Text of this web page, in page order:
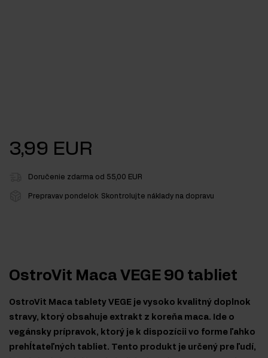
3,99 EUR
Doručenie zdarma od 55,00 EUR
Prepravav pondelok Skontrolujte náklady na dopravu
OstroVit Maca VEGE 90 tabliet
OstroVit Maca tablety VEGE je vysoko kvalitný doplnok
stravy, ktorý obsahuje extrakt z koreňa maca. Ide o
vegánsky prípravok, ktorý je k dispozícii vo forme ľahko
prehĺtateľných tabliet. Tento produkt je určený pre ľudí,